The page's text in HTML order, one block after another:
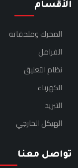
الأقسام
المحرك وملحقاته
الفرامل
نظام التعليق
الكهرباء
التبريد
الهيكل الخارجي
تواصل معنا